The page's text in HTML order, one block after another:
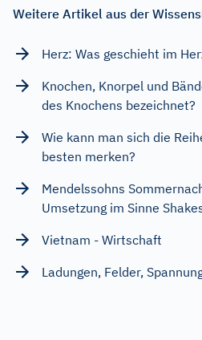
Weitere Artikel aus der
Herz: Was geschieht im
Knochen, Knorpel und
des Knochens bezeichnet?
Wie kann man sich die
besten merken?
Mendelssohns
Umsetzung im Sinne
Vietnam - Wirtschaft
Ladungen, Felder,